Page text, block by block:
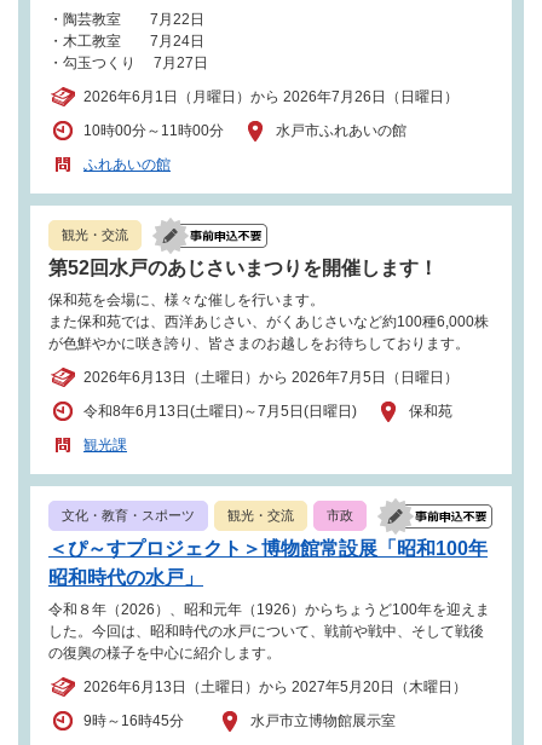
・陶芸教室 7月22日
・木工教室 7月24日
・勾玉つくり 7月27日
2026年6月1日（月曜日）から 2026年7月26日（日曜日）
10時00分～11時00分
水戸市ふれあいの館
ふれあいの館
観光・交流
第52回水戸のあじさいまつりを開催します！
保和苑を会場に、様々な催しを行います。
また保和苑では、西洋あじさい、がくあじさいなど約100種6,000株
が色鮮やかに咲き誇り、皆さまのお越しをお待ちしております。
2026年6月13日（土曜日）から 2026年7月5日（日曜日）
令和8年6月13日(土曜日)～7月5日(日曜日)
保和苑
観光課
文化・教育・スポーツ 観光・交流 市政
＜ぴ～すプロジェクト＞博物館常設展「昭和100年
昭和時代の水戸」
令和８年（2026）、昭和元年（1926）からちょうど100年を迎えま
した。今回は、昭和時代の水戸について、戦前や戦中、そして戦後
の復興の様子を中心に紹介します。
2026年6月13日（土曜日）から 2027年5月20日（木曜日）
9時～16時45分
水戸市立博物館展示室